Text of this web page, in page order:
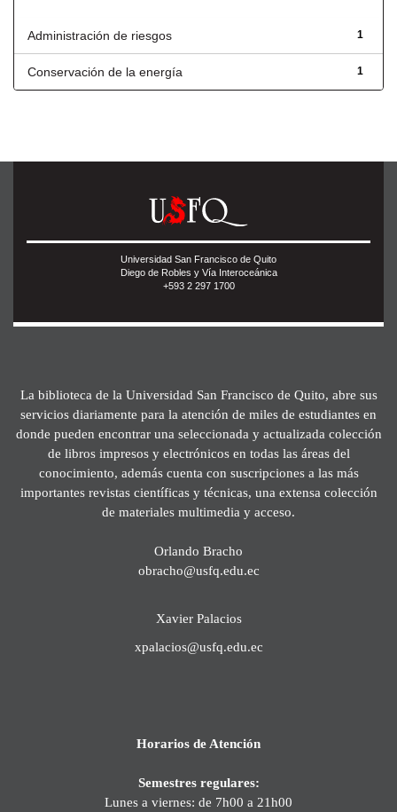
1
Administración de riesgos
1
Conservación de la energía
Universidad San Francisco de Quito
Diego de Robles y Vía Interoceánica
+593 2 297 1700
La biblioteca de la Universidad San Francisco de Quito, abre sus
servicios diariamente para la atención de miles de estudiantes en
donde pueden encontrar una seleccionada y actualizada colección
de libros impresos y electrónicos en todas las áreas del
conocimiento, además cuenta con suscripciones a las más
importantes revistas científicas y técnicas, una extensa colección
de materiales multimedia y acceso.
Orlando Bracho
obracho@usfq.edu.ec
Xavier Palacios
xpalacios@usfq.edu.ec
Horarios de Atención
Semestres regulares:
Lunes a viernes: de 7h00 a 21h00